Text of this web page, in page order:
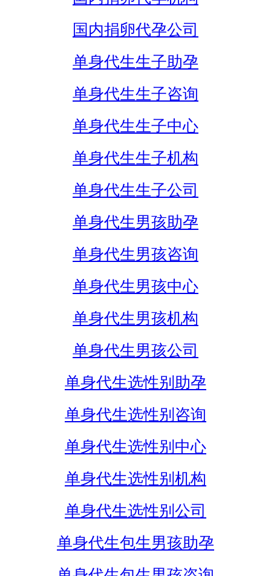
国内捐卵代孕公司
单身代生生子助孕
单身代生生子咨询
单身代生生子中心
单身代生生子机构
单身代生生子公司
单身代生男孩助孕
单身代生男孩咨询
单身代生男孩中心
单身代生男孩机构
单身代生男孩公司
单身代生选性别助孕
单身代生选性别咨询
单身代生选性别中心
单身代生选性别机构
单身代生选性别公司
单身代生包生男孩助孕